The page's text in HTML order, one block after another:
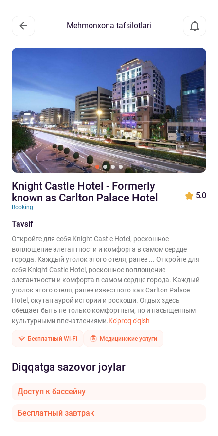
Mehmonxona tafsilotlari
Knight Castle Hotel - Formerly
known as Carlton Palace Hotel
Booking
5.0
Tavsif
Откройте для себя Knight Castle Hotel, роскошное
воплощение элегантности и комфорта в самом сердце
города. Каждый уголок этого отеля, ранее ... Откройте для
себя Knight Castle Hotel, роскошное воплощение
элегантности и комфорта в самом сердце города. Каждый
уголок этого отеля, ранее известного как Carlton Palace
Hotel, окутан аурой истории и роскоши. Отдых здесь
обещает быть не только комфортным, но и насыщенным
культурными впечатлениями.Ko'proq o'qish
Бесплатный Wi-Fi Медицинские услуги
Diqqatga sazovor joylar
Доступ к бассейну
Бесплатный завтрак